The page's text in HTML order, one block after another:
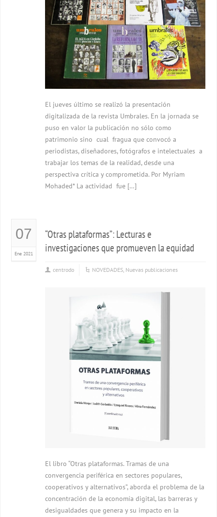
El jueves último se realizó la presentación
digitalizada de la revista Umbrales. En la jornada se
puso en valor la publicación no sólo como
patrimonio sino cual fragua que convocó a
periodistas, diseñadores, fotógrafos e intelectuales a
trabajar los temas de la realidad, desde una
perspectiva crítica y comprometida. Por Myriam
Mohaded* La actividad fue […]
07
Ene 2021
“Otras plataformas”: Lecturas e
investigaciones que promueven la equidad
centrodo NOVEDADES, Nuevas publicaciones
El libro “Otras plataformas. Tramas de una
convergencia periférica en sectores populares,
cooperativos y alternativos”, aborda el problema de la
concentración de la economía digital, las barreras y
desigualdades que genera y su impacto en la